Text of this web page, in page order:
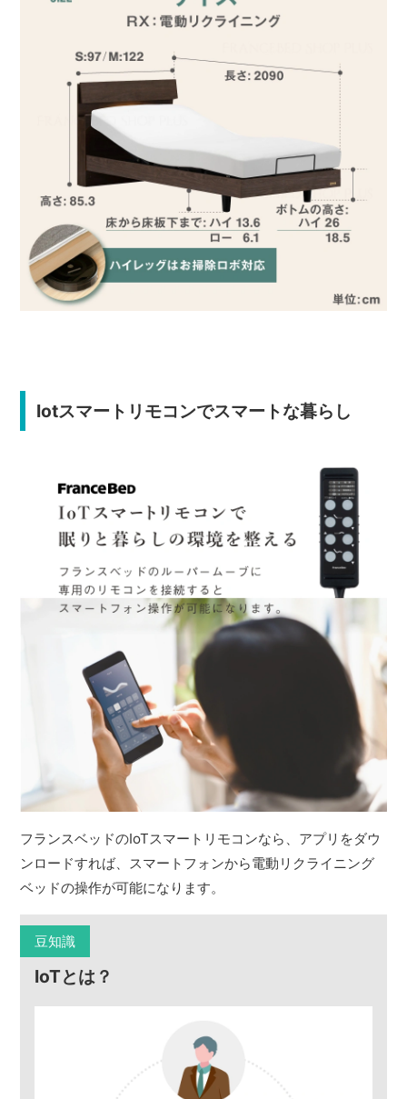
Iotスマートリモコンでスマートな暮らし
フランスベッドのIoTスマートリモコンなら、アプリをダウ
ンロードすれば、スマートフォンから電動リクライニング
ベッドの操作が可能になります。
豆知識
IoTとは？